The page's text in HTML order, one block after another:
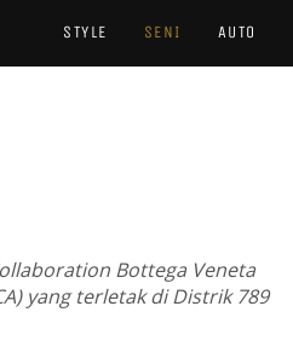
STYLE SENI AUTO
Bottega Veneta
yang terletak di Distrik 789